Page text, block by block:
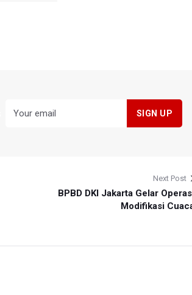
Next Post
BPBD DKI Jakarta Gelar
Modifikasi